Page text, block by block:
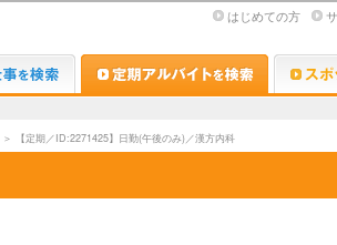
はじめての方
Dr.転職なび Dr.アルな
＞ 【定期／ID:2271425】日勤(午後のみ)／漢方内科